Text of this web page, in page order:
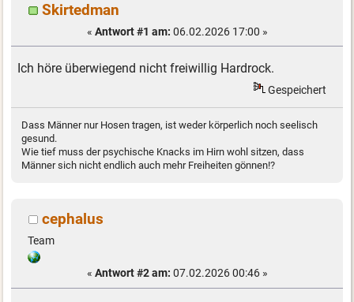
Skirtedman
« Antwort #1 am: 06.02.2026 17:00 »
Ich höre überwiegend nicht freiwillig Hardrock.
Gespeichert
Dass Männer nur Hosen tragen, ist weder körperlich noch seelisch
gesund.
Wie tief muss der psychische Knacks im Hirn wohl sitzen, dass
Männer sich nicht endlich auch mehr Freiheiten gönnen!?
cephalus
Team
« Antwort #2 am: 07.02.2026 00:46 »